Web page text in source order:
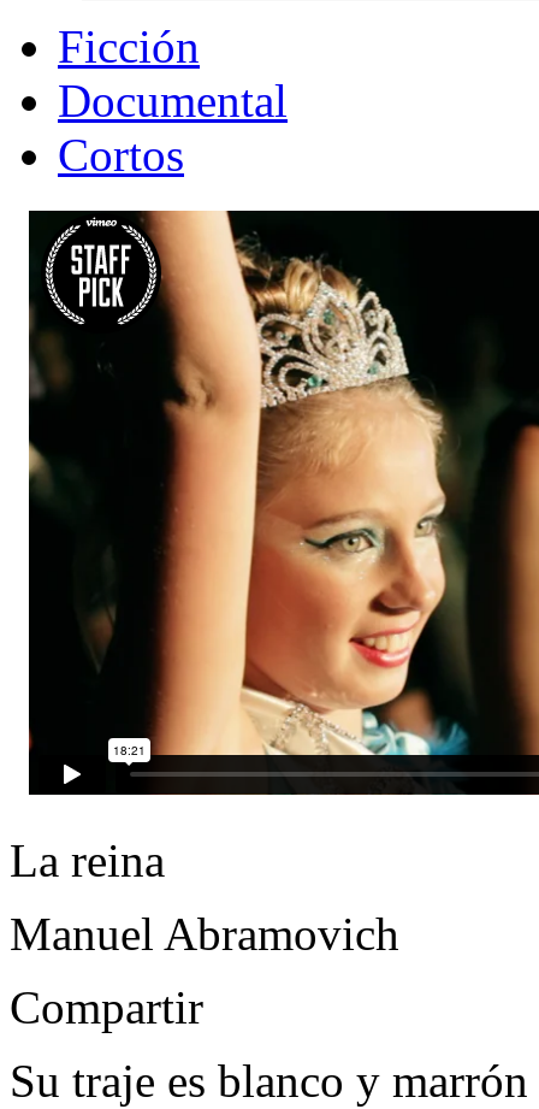
Ficción
Documental
Cortos
La reina
Manuel Abramovich
Compartir
Su traje es blanco y